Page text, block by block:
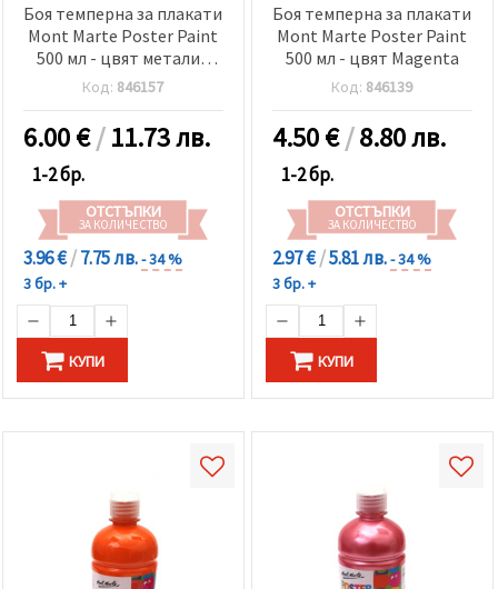
Боя темперна за плакати
Mont Marte Poster Paint
500 мл - цвят металик
жълто
Код: 846157
6.00€/11.73 лв.
1-2 бр.
ОТСТЪПКИ
ЗА КОЛИЧЕСТВО
3.96 €/7.75 лв.- 34 %
3 бр. +
КУПИ
Боя темперна за плакати
Mont Marte Poster Paint
500 мл - цвят Magenta
Код: 846139
4.50€/8.80 лв.
1-2 бр.
ОТСТЪПКИ
ЗА КОЛИЧЕСТВО
2.97 €/5.81 лв.- 34 %
3 бр. +
КУПИ